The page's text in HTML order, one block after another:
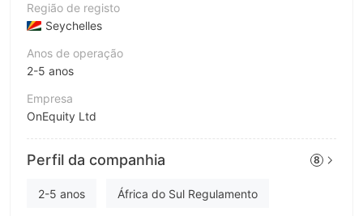
Região de registo
Seychelles
Anos de operação
2-5 anos
Empresa
OnEquity Ltd
Abreviação
onequity
Funcionário da empresa
Perfil da companhia 8
2-5 anos África do Sul Regulamento